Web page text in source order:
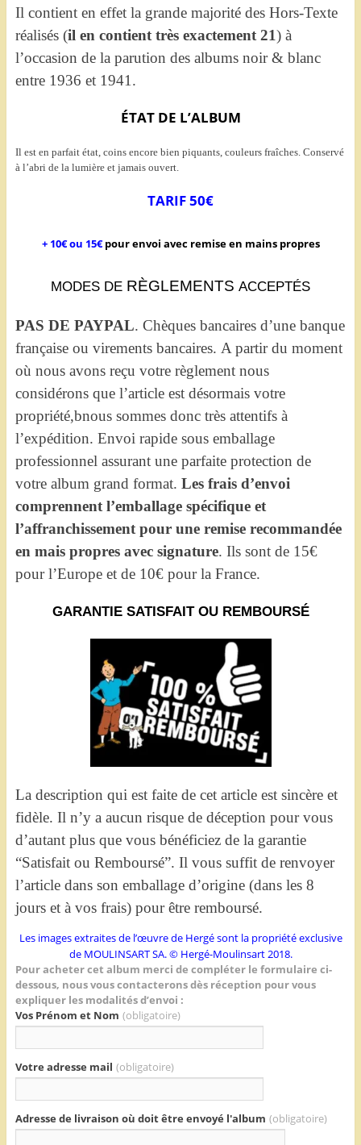
Il contient en effet la grande majorité des Hors-Texte
réalisés (il en contient très exactement 21) à
l’occasion de la parution des albums noir & blanc
entre 1936 et 1941.
ÉTAT DE L’ALBUM
Il est en parfait état, coins encore bien piquants, couleurs fraîches. Conservé
à l’abri de la lumière et jamais ouvert.
TARIF 50€
+ 10€ ou 15€pour envoi avec remise en mains propres
MODES DE RÈGLEMENTS ACCEPTÉS
PAS DE PAYPAL. Chèques bancaires d’une banque
française ou virements bancaires. A partir du moment
où nous avons reçu votre règlement nous
considérons que l’article est désormais votre
propriété,bnous sommes donc très attentifs à
l’expédition. Envoi rapide sous emballage
professionnel assurant une parfaite protection de
votre album grand format. Les frais d’envoi
comprennent l’emballage spécifique et
l’affranchissement pour une remise recommandée
en mais propres avec signature. Ils sont de 15€
pour l’Europe et de 10€ pour la France.
GARANTIE SATISFAIT OU REMBOURSÉ
La description qui est faite de cet article est sincère et
fidèle. Il n’y a aucun risque de déception pour vous
d’autant plus que vous bénéficiez de la garantie
“Satisfait ou Remboursé”. Il vous suffit de renvoyer
l’article dans son emballage d’origine (dans les 8
jours et à vos frais) pour être remboursé.
Les images extraites de l’œuvre de Hergé sont la propriété exclusive
de MOULINSART SA. © Hergé-Moulinsart 2018.
Pour acheter cet album merci de compléter le formulaire ci-
dessous, nous vous contacterons dès réception pour vous
expliquer les modalités d’envoi :
Vos Prénom et Nom (obligatoire)
Votre adresse mail (obligatoire)
Adresse de livraison où doit être envoyé l'album (obligatoire)